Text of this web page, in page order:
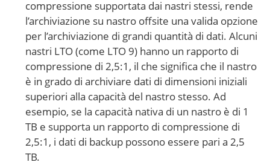
compressione supportata dai nastri stessi, rende
l’archiviazione su nastro offsite una valida opzione
per l’archiviazione di grandi quantità di dati. Alcuni
nastri LTO (come LTO 9) hanno un rapporto di
compressione di 2,5:1, il che significa che il nastro
è in grado di archiviare dati di dimensioni iniziali
superiori alla capacità del nastro stesso. Ad
esempio, se la capacità nativa di un nastro è di 1
TB e supporta un rapporto di compressione di
2,5:1, i dati di backup possono essere pari a 2,5
TB.